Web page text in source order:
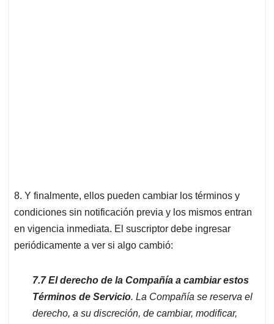
8. Y finalmente, ellos pueden cambiar los términos y
condiciones sin notificación previa y los mismos entran
en vigencia inmediata. El suscriptor debe ingresar
periódicamente a ver si algo cambió:
7.7 El derecho de la Compañía a cambiar estos
Términos de Servicio. La Compañía se reserva el
derecho, a su discreción, de cambiar, modificar,